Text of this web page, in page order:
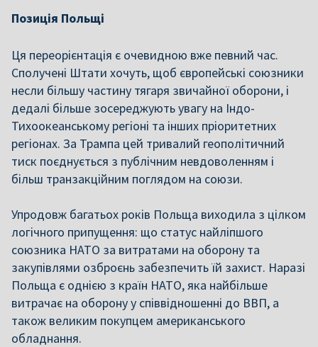
Позиція Польщі
Ця переорієнтація є очевидною вже певний час.
Сполучені Штати хочуть, щоб європейські союзники
несли більшу частину тягаря звичайної оборони, і
дедалі більше зосереджують увагу на Індо-
Тихоокеанському регіоні та інших пріоритетних
регіонах. За Трампа цей тривалий геополітичний
тиск поєднується з публічним невдоволенням і
більш транзакційним поглядом на союзи.
Упродовж багатьох років Польща виходила з цілком
логічного припущення: що статус найліпшого
союзника НАТО за витратами на оборону та
закупівлями озброєнь забезпечить їй захист. Наразі
Польща є однією з країн НАТО, яка найбільше
витрачає на оборону у співвідношенні до ВВП, а
також великим покупцем американського
обладнання.